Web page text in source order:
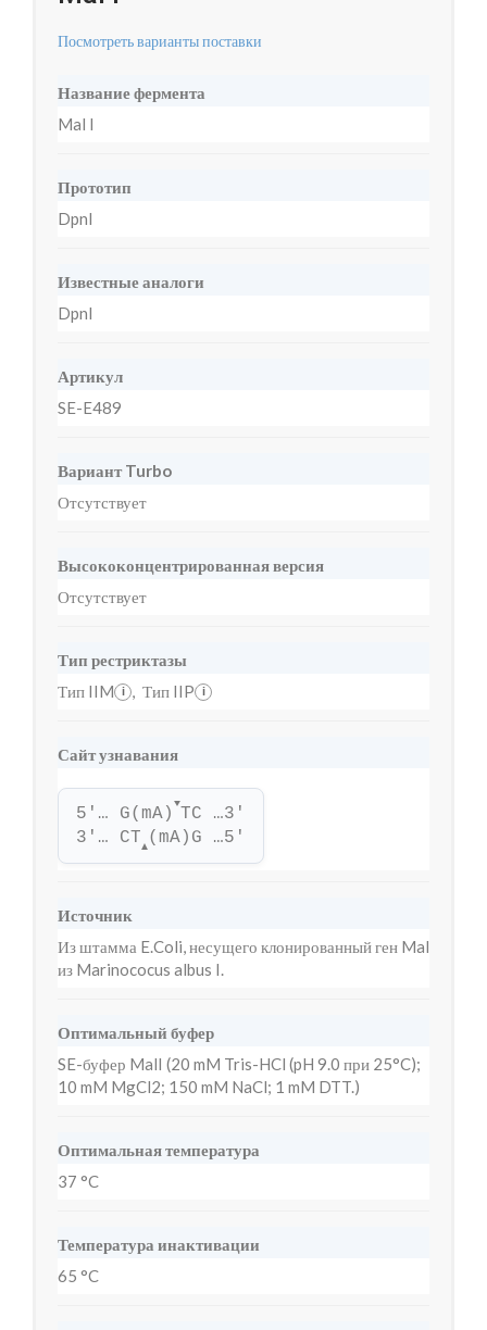
Посмотреть варианты поставки
Название фермента
Mal I
Прототип
DpnI
Известные аналоги
DpnI
Артикул
SE-E489
Вариант Turbo
Отсутствует
Высококонцентрированная версия
Отсутствует
Тип рестриктазы
Тип IIM
i , Тип IIP i
Сайт узнавания
5'… G(mA)
▼
TC …3'
3'… CT▲(mA)G …5'
Источник
Из штамма E.Coli, несущего клонированный ген Mal
из Marinococus albus I.
Оптимальный буфер
SE-буфер MalI (20 mM Tris-HCl (pH 9.0 при 25°C);
10 mM MgCl2; 150 mM NaCl; 1 mM DTT.)
Оптимальная температура
37 °C
Температура инактивации
65 °C